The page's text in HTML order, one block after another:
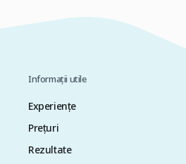
Informații utile
Experiențe
Preţuri
Rezultate